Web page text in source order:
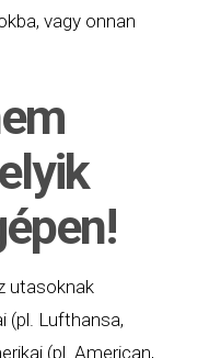
vagy onnan
utasoknak
(pl. Lufthansa,
(pl. American,